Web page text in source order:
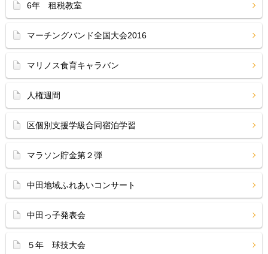
6年 租税教室
マーチングバンド全国大会2016
マリノス食育キャラバン
人権週間
区個別支援学級合同宿泊学習
マラソン貯金第２弾
中田地域ふれあいコンサート
中田っ子発表会
５年 球技大会